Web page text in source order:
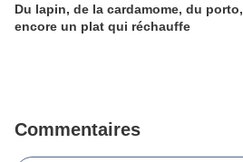
Du lapin, de la cardamome, du porto,
encore un plat qui réchauffe
Commentaires